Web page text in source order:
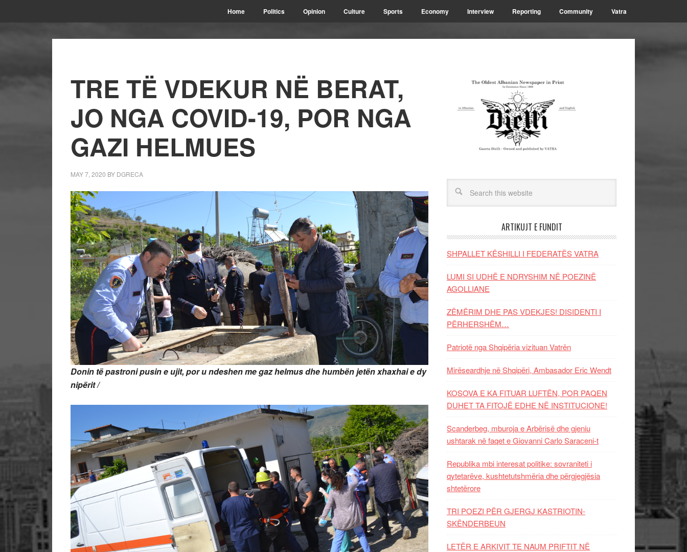
Home Politics Opinion Culture Sports Economy Interview Reporting Community Vatra
TRE TË VDEKUR NË BERAT,
JO NGA COVID-19, POR NGA
GAZI HELMUES
MAY 7, 2020 BY DGRECA
Donin të pastroni pusin e ujit, por u ndeshen me gaz helmus dhe humbën jetën xhaxhai e dy
nipërit /
ARTIKUJT E FUNDIT
SHPALLET KËSHILLI I FEDERATËS VATRA
LUMI SI UDHË E NDRYSHIM NË POEZINË
AGOLLIANE
ZËMËRIM DHE PAS VDEKJES! DISIDENTI I
PËRHERSHËM…
Patriotë nga Shqipëria vizituan Vatrën
Mirëseardhje në Shqipëri, Ambasador Eric Wendt
KOSOVA E KA FITUAR LUFTËN, POR PAQEN
DUHET TA FITOJË EDHE NË INSTITUCIONE!
Scanderbeg, mburoja e Arbërisë dhe gjeniu
ushtarak në faqet e Giovanni Carlo Saraceni-t
Republika mbi interesat politike: sovraniteti i
qytetarëve, kushtetutshmëria dhe përgjegjësia
shtetërore
TRI POEZI PËR GJERGJ KASTRIOTIN-
SKËNDERBEUN
LETËR E ARKIVIT TE NAUM PRIFTIT NË